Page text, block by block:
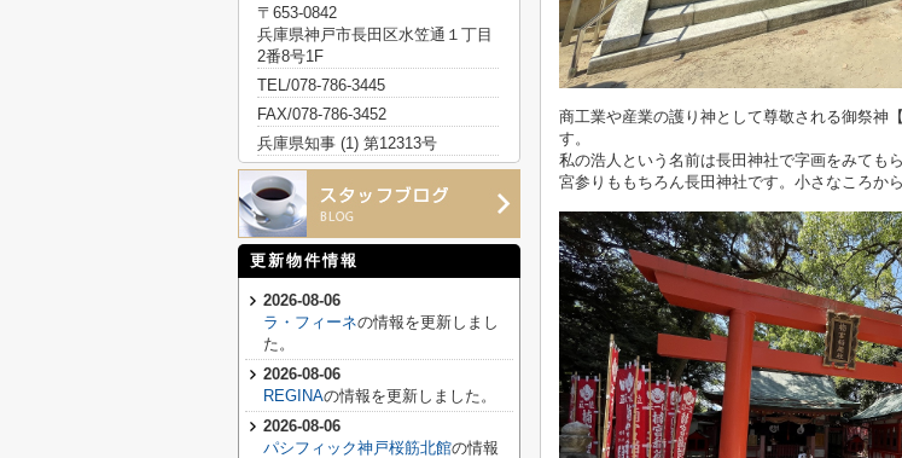
商工業や産業の護り神として尊敬される御祭神
す。
私の浩人という名前は長田神社で字画をみても
宮参りももちろん長田神社です。小さなころか
〒653-0842
兵庫県神戸市長田区水笠通１丁目
2番8号1F
TEL/078-786-3445
FAX/078-786-3452
兵庫県知事 (1) 第12313号
更新物件情報
2026-08-06
ラ・フィーネの情報を更新しまし
た。
2026-08-06
REGINAの情報を更新しました。
2026-08-06
パシフィック神戸桜筋北館の情報